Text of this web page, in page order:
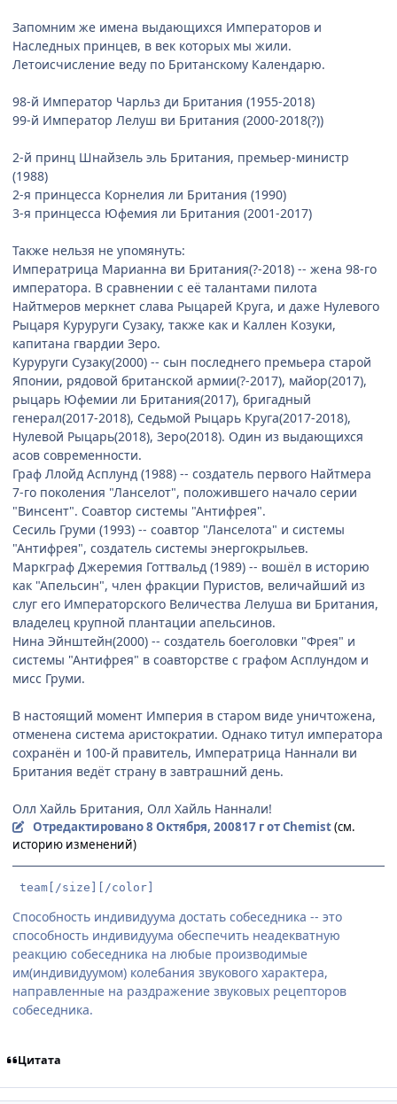
Запомним же имена выдающихся Императоров и
Наследных принцев, в век которых мы жили.
Летоисчисление веду по Британскому Календарю.
98-й Император Чарльз ди Британия (1955-2018)
99-й Император Лелуш ви Британия (2000-2018(?))
2-й принц Шнайзель эль Британия, премьер-министр
(1988)
2-я принцесса Корнелия ли Британия (1990)
3-я принцесса Юфемия ли Британия (2001-2017)
Также нельзя не упомянуть:
Императрица Марианна ви Британия(?-2018) -- жена 98-го
императора. В сравнении с её талантами пилота
Найтмеров меркнет слава Рыцарей Круга, и даже Нулевого
Рыцаря Куруруги Сузаку, также как и Каллен Козуки,
капитана гвардии Зеро.
Куруруги Сузаку(2000) -- сын последнего премьера старой
Японии, рядовой британской армии(?-2017), майор(2017),
рыцарь Юфемии ли Британия(2017), бригадный
генерал(2017-2018), Седьмой Рыцарь Круга(2017-2018),
Нулевой Рыцарь(2018), Зеро(2018). Один из выдающихся
асов современности.
Граф Ллойд Асплунд (1988) -- создатель первого Найтмера
7-го поколения "Ланселот", положившего начало серии
"Винсент". Соавтор системы "Антифрея".
Сесиль Груми (1993) -- соавтор "Ланселота" и системы
"Антифрея", создатель системы энергокрыльев.
Маркграф Джеремия Готтвальд (1989) -- вошёл в историю
как "Апельсин", член фракции Пуристов, величайший из
слуг его Императорского Величества Лелуша ви Британия,
владелец крупной плантации апельсинов.
Нина Эйнштейн(2000) -- создатель боеголовки "Фрея" и
системы "Антифрея" в соавторстве с графом Асплундом и
мисс Груми.
В настоящий момент Империя в старом виде уничтожена,
отменена система аристократии. Однако титул императора
сохранён и 100-й правитель, Императрица Наннали ви
Британия ведёт страну в завтрашний день.
Олл Хайль Британия, Олл Хайль Наннали!
Отредактировано8 Октября, 200817 гот Chemist(см.
историю изменений)
team[/size][/color]
Способность индивидуума достать собеседника -- это
способность индивидуума обеспечить неадекватную
реакцию собеседника на любые производимые
им(индивидуумом) колебания звукового характера,
направленные на раздражение звуковых рецепторов
собеседника.
Цитата